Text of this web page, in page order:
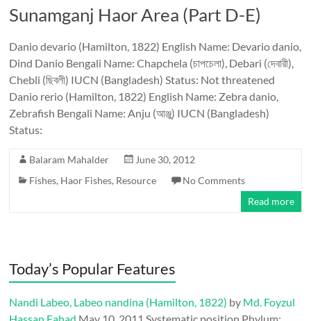
Sunamganj Haor Area (Part D-E)
Danio devario (Hamilton, 1822) English Name: Devario danio,
Dind Danio Bengali Name: Chapchela (চাপচেলা), Debari (দেবারী),
Chebli (ছিবলী) IUCN (Bangladesh) Status: Not threatened
Danio rerio (Hamilton, 1822) English Name: Zebra danio,
Zebrafish Bengali Name: Anju (আঞ্জু) IUCN (Bangladesh)
Status:
Balaram Mahalder
June 30, 2012
Fishes, Haor Fishes, Resource
No Comments
Read more
Today’s Popular Features
Nandi Labeo, Labeo nandina (Hamilton, 1822) by Md. Foyzul